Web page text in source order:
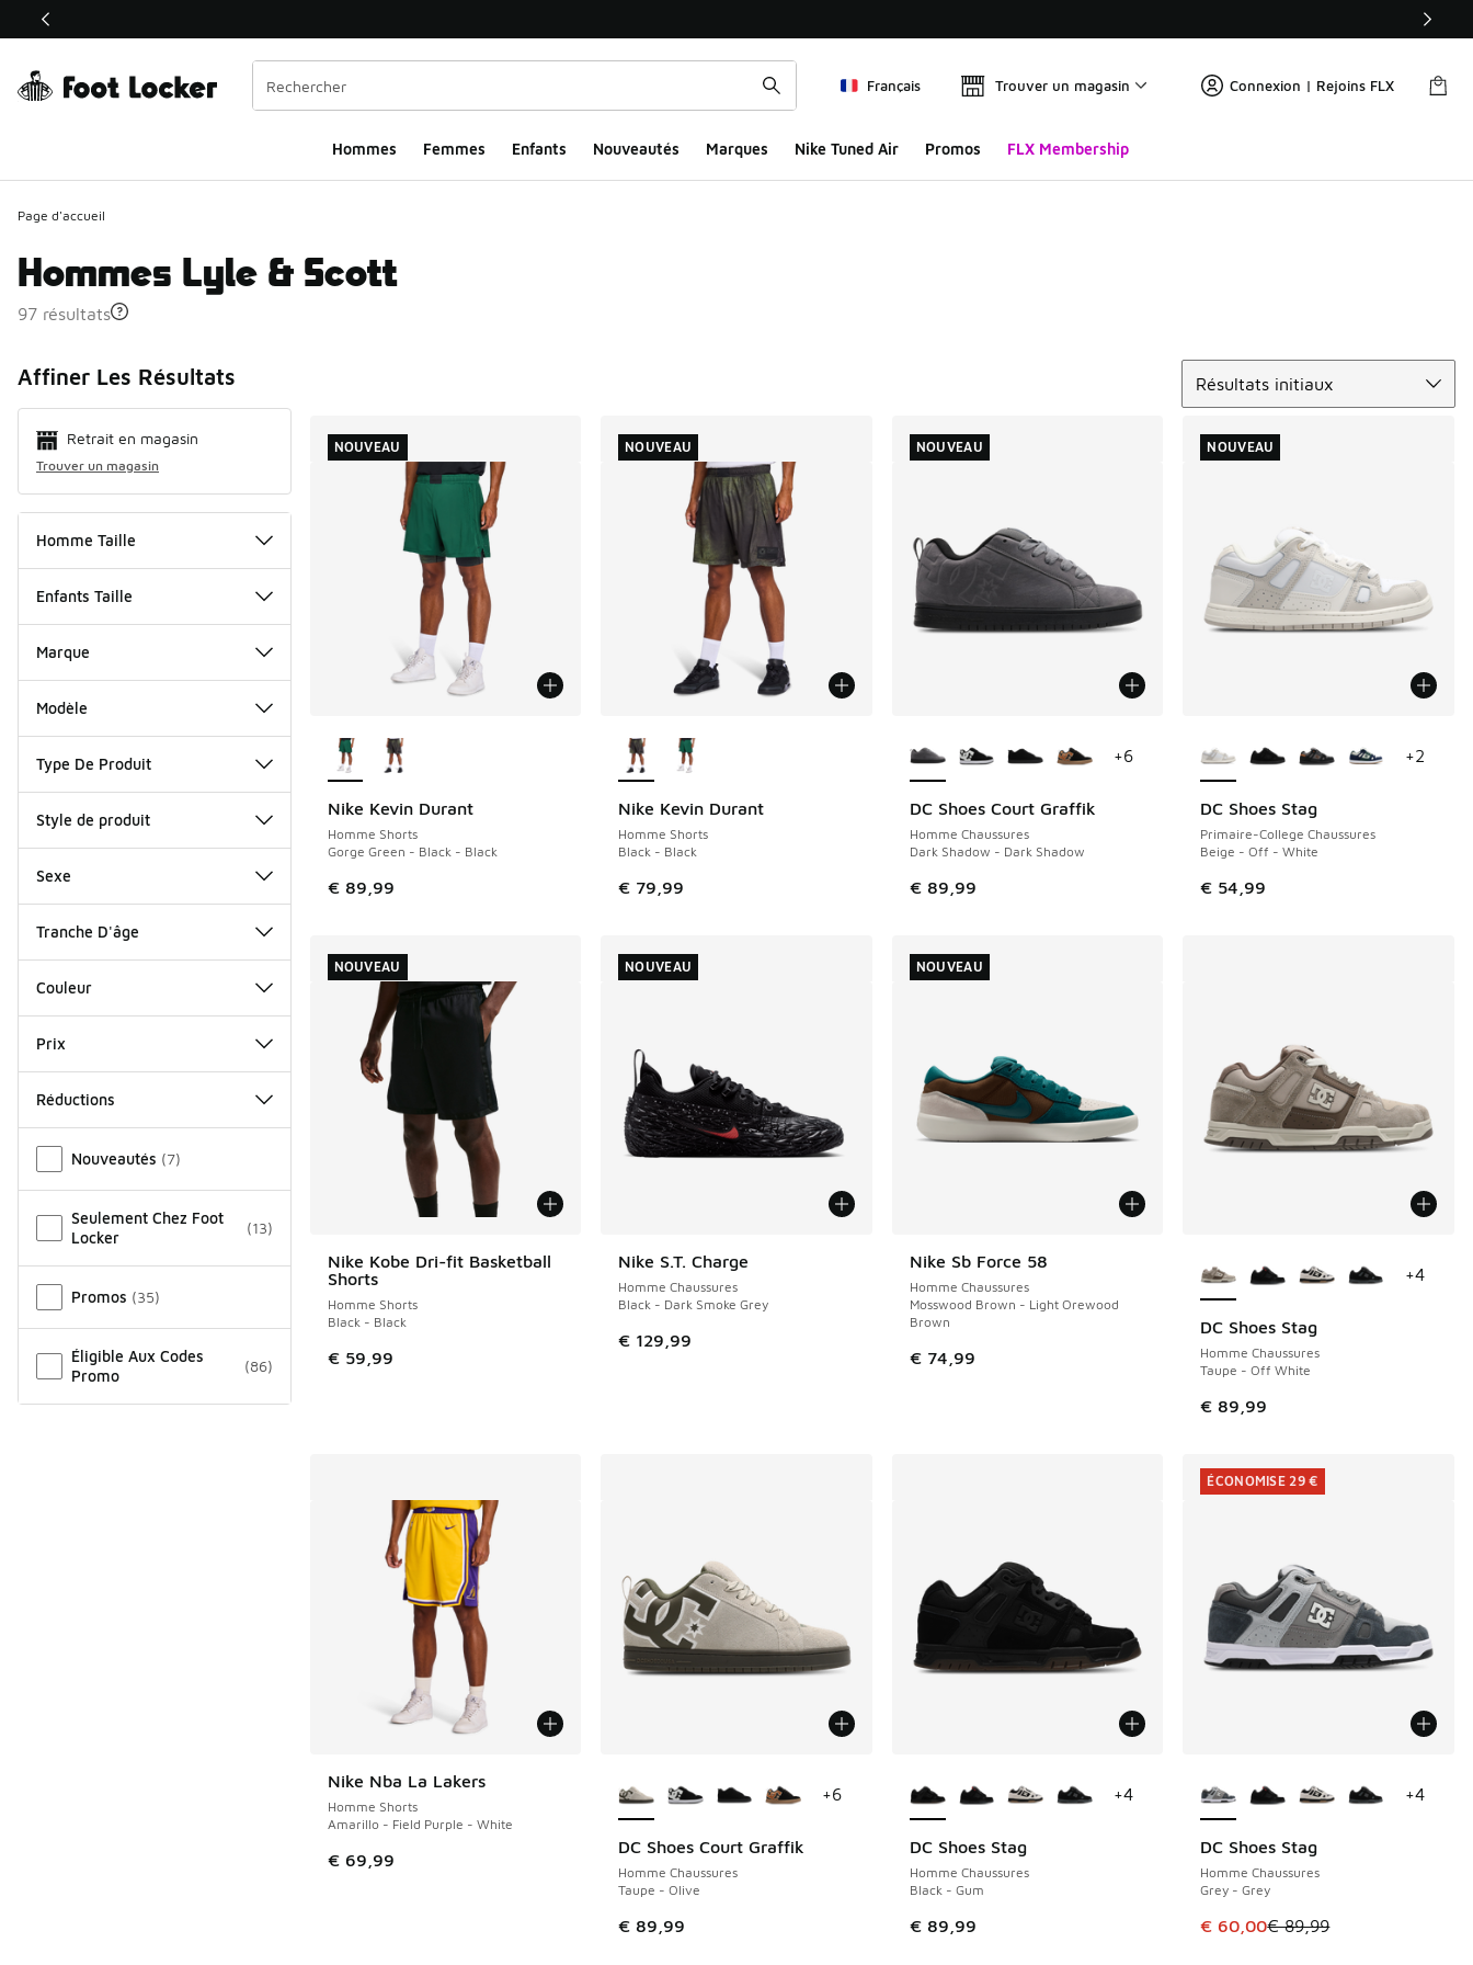
Ce lien ouvrira une nouvelle fenêtre
Français Trouver un magasin Connexion | Rejoins FLX
Hommes​ Femmes Enfants Nouveautés Marques Nike Tuned Air Promos FLX Membership
Page d'accueil
Hommes Lyle & Scott
97 résultats
Affiner Les Résultats
Retrait en magasin
Trouver un magasin
Homme Taille
Enfants Taille
Marque
Modèle
Type De Produit
Style de produit
Sexe
Tranche D'âge
Couleur
Prix
Réductions
Nouveautés (7)
Seulement Chez Foot
Locker
(13)
Promos (35)
Éligible Aux Codes
Promo
(86)
Résultats initiaux
Nike Kevin Durant
Homme Shorts
Gorge Green - Black - Black
€ 89,99
NOUVEAU
NOUVEAU
Nike Kevin Durant
Homme Shorts
Black - Black
€ 79,99
NOUVEAU
NOUVEAU
DC Shoes Court Graffik
Homme Chaussures
Dark Shadow - Dark Shadow
€ 89,99
NOUVEAU
+6
NOUVEAU
DC Shoes Stag
Primaire-College Chaussures
Beige - Off - White
€ 54,99
NOUVEAU
+2
NOUVEAU
Nike Kobe Dri-fit Basketball
Shorts
Homme Shorts
Black - Black
€ 59,99
NOUVEAU
NOUVEAU
Nike S.T. Charge
Homme Chaussures
Black - Dark Smoke Grey
€ 129,99
NOUVEAU
NOUVEAU
Nike Sb Force 58
Homme Chaussures
Mosswood Brown - Light Orewood
Brown
€ 74,99
NOUVEAU
NOUVEAU
DC Shoes Stag
Homme Chaussures
Taupe - Off White
€ 89,99
+4
Nike Nba La Lakers
Homme Shorts
Amarillo - Field Purple - White
€ 69,99
DC Shoes Court Graffik
Homme Chaussures
Taupe - Olive
€ 89,99
+6
DC Shoes Stag
Homme Chaussures
Black - Gum
€ 89,99
+4
DC Shoes Stag
Homme Chaussures
Grey - Grey
Cet article est en promotion.
€ 60,00€ 89,99
ÉCONOMISE 29 €
+4
ÉCONOMISE 29 €